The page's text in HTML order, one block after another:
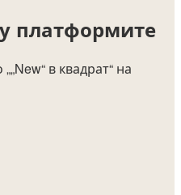
платформите
„„New“ в квадрат“ на